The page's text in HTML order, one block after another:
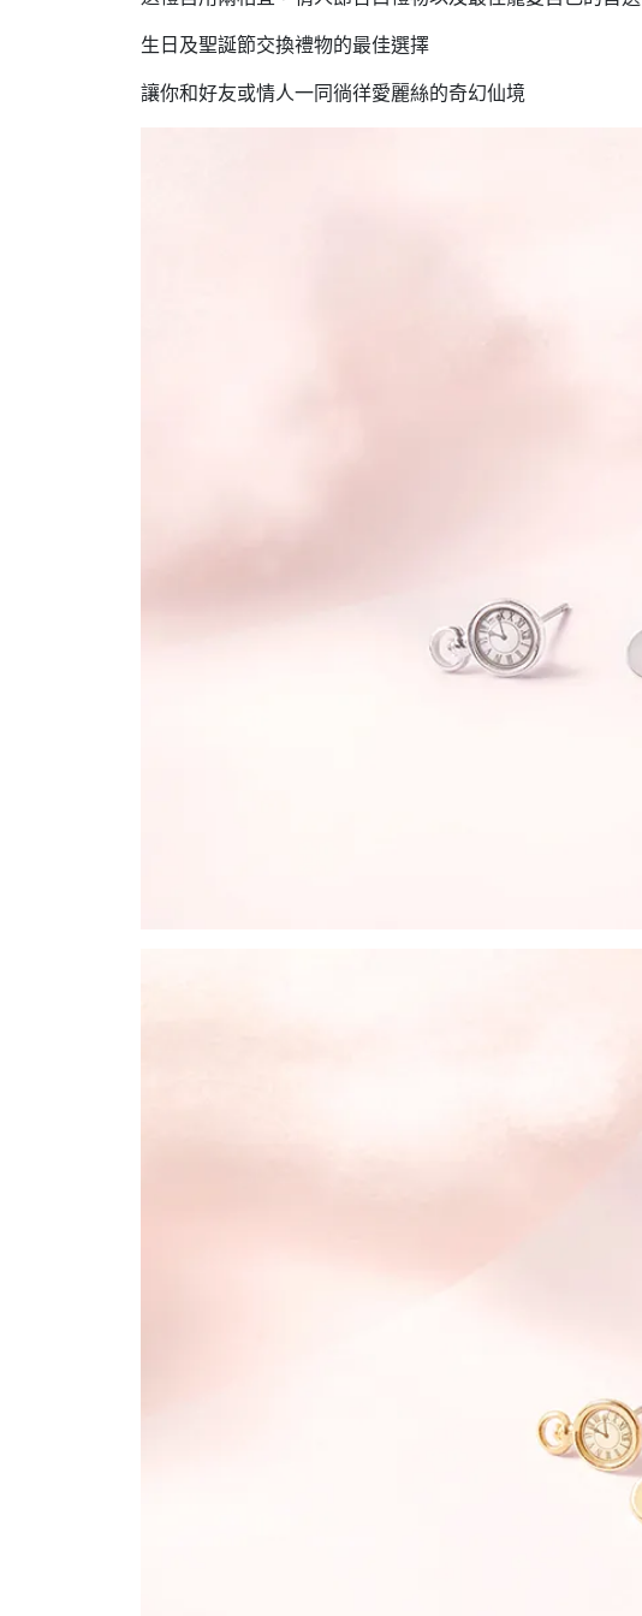
生日及聖誕節交換禮物的最佳選擇
讓你和好友或情人一同徜徉愛麗絲的奇幻仙境